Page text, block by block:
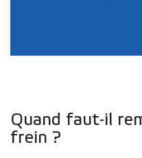
Quand faut-il
frein ?